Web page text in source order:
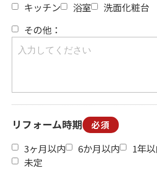
キッチン 浴室
洗面化粧台
その他：
リフォーム時期 必須
3ヶ月以内 6か月以内
1年
未定